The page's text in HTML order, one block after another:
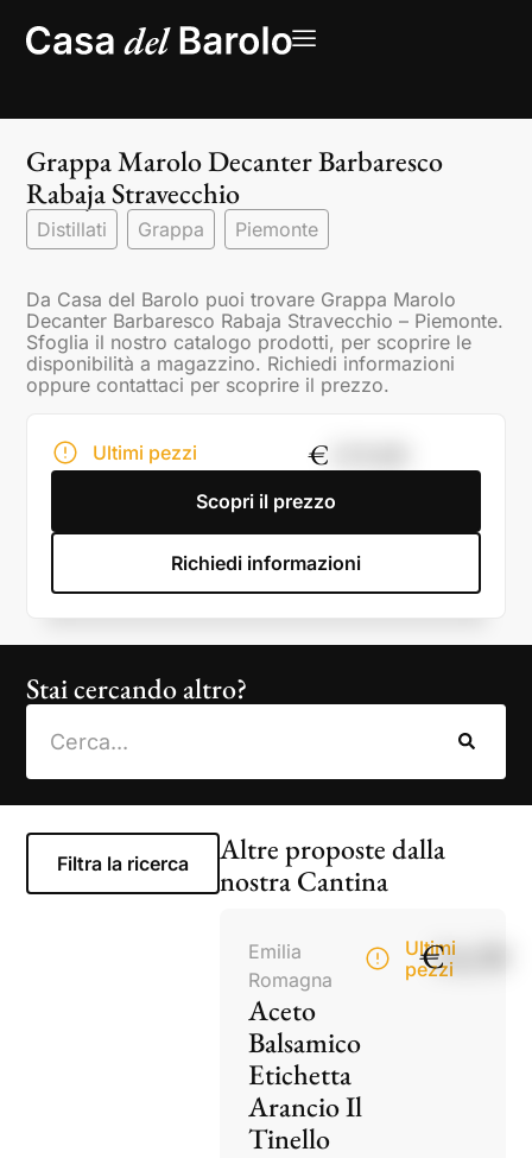
Grappa Marolo Decanter Barbaresco
Rabaja Stravecchio
Distillati Grappa Piemonte
Da Casa del Barolo puoi trovare Grappa Marolo
Decanter Barbaresco Rabaja Stravecchio – Piemonte.
Sfoglia il nostro catalogo prodotti, per scoprire le
disponibilità a magazzino. Richiedi informazioni
oppure contattaci per scoprire il prezzo.
Ultimi pezzi €
Scopri il prezzo
Richiedi informazioni
Stai cercando altro?
Filtra la ricerca
Altre proposte dalla
nostra Cantina
Emilia
Romagna
Aceto
Balsamico
Etichetta
Arancio Il
Tinello
Ultimi
pezzi
€14,50